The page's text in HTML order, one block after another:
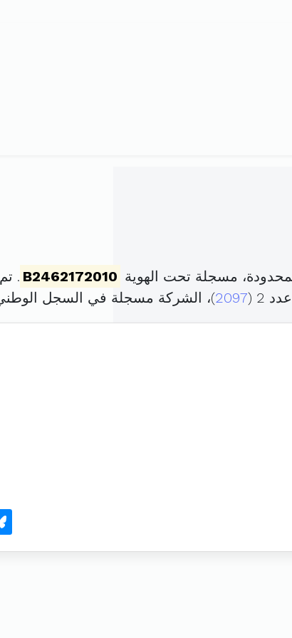
مسجلة تحت الهوية B2462172010 . تم
2097)، الشركة مسجلة في السجل